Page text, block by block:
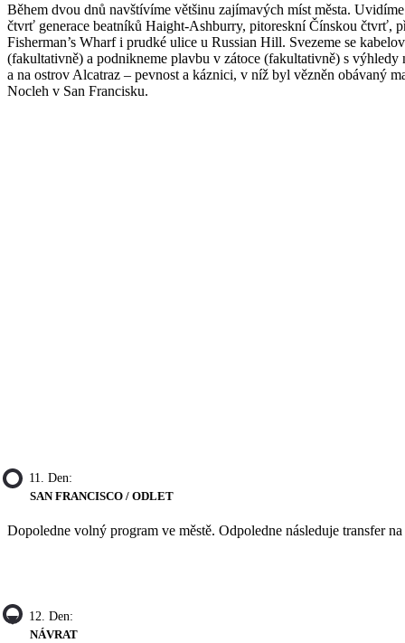
Během dvou dnů navštívíme většinu zajímavých míst města.
čtvrť generace beatníků Haight-Ashburry, pitoreskní Čínskou čtvrť,
Fisherman’s Wharf i prudké ulice u Russian Hill. Svezeme se
(fakultativně) a podnikneme plavbu v zátoce (fakultativně) s výhledy
a na ostrov Alcatraz – pevnost a káznici, v níž byl vězněn obávaný
Nocleh v San Francisku.
11. Den:
SAN FRANCISCO / ODLET
Dopoledne volný program ve městě. Odpoledne následuje transfer
12. Den:
NÁVRAT